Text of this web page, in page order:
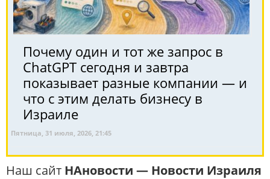
Почему один и тот же запрос в
ChatGPT сегодня и завтра
показывает разные компании — и
что с этим делать бизнесу в
Израиле
Пятница, 31 июля, 2026, 21:45
Наш сайт НАновости — Новости Израиля